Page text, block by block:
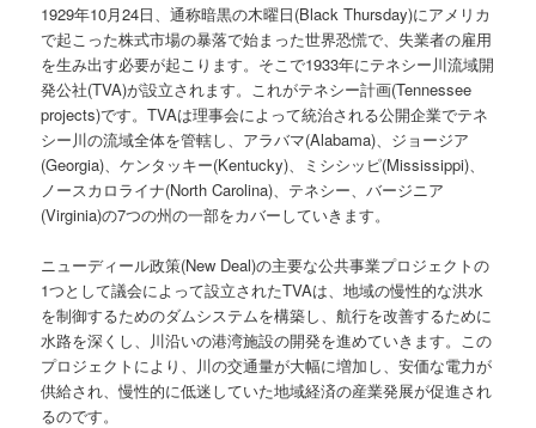
1929年10月24日、通称暗黒の木曜日(Black Thursday)にアメリカ
で起こった株式市場の暴落で始まった世界恐慌で、失業者の雇用
を生み出す必要が起こります。そこで1933年にテネシー川流域開
発公社(TVA)が設立されます。これがテネシー計画(Tennessee
projects)です。TVAは理事会によって統治される公開企業でテネ
シー川の流域全体を管轄し、アラバマ(Alabama)、ジョージア
(Georgia)、ケンタッキー(Kentucky)、ミシシッピ(Mississippi)、
ノースカロライナ(North Carolina)、テネシー、バージニア
(Virginia)の7つの州の一部をカバーしていきます。
ニューディール政策(New Deal)の主要な公共事業プロジェクトの
1つとして議会によって設立されたTVAは、地域の慢性的な洪水
を制御するためのダムシステムを構築し、航行を改善するために
水路を深くし、川沿いの港湾施設の開発を進めていきます。この
プロジェクトにより、川の交通量が大幅に増加し、安価な電力が
供給され、慢性的に低迷していた地域経済の産業発展が促進され
るのです。